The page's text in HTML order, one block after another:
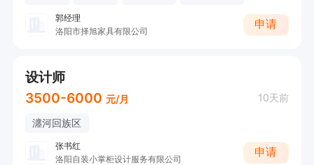
郭经理
洛阳市择旭家具有限公司
申请
设计师
3500-6000 元/月 10天前
瀍河回族区
张书红
洛阳自装小掌柜设计服务有限公司
申请